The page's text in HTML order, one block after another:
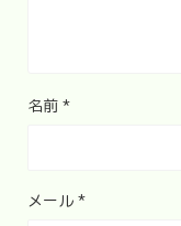
名前 *
メール *